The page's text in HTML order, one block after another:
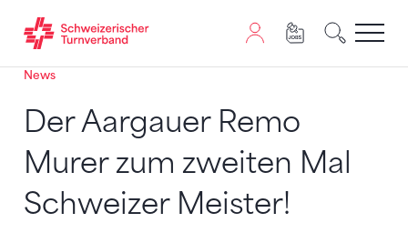
Zum Inhalt springen
Zur Sitemap navigieren
Zum Navigieren dieser Seite wird JavaScript benötigt.
News
Der Aargauer Remo
Murer zum zweiten Mal
Schweizer Meister!